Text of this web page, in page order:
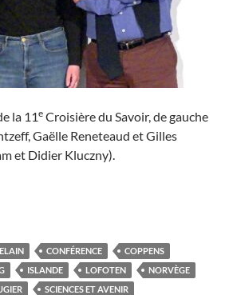
la 11e Croisière du Savoir, de gauche
Gaëlle Reneteaud et Gilles
et Didier Kluczny).
du Savoir en Islande et en Norvège
CONFÉRENCE
COPPENS
ISLANDE LOFOTEN
NORVÈGE
SCIENCES ET AVENIR